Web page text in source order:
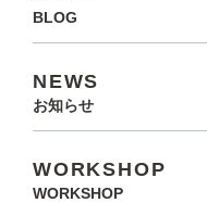
BLOG
NEWS
お知らせ
WORKSHOP
WORKSHOP